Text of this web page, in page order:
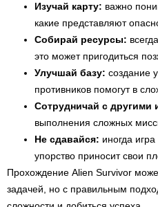
Изучай карту: важно
какие представляют
Собирай ресурсы:
это может пригодиться
Улучшай базу: создание
противников помогут в
Сотрудничай с другими
выполнения сложных
Не сдавайся: иногда
упорство приносит свои
Прохождение Alien Survivor
задачей, но с правильным